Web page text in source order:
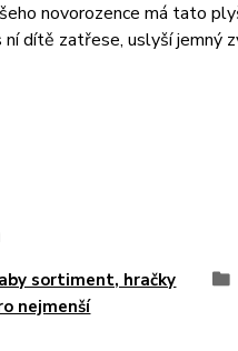
novorozence má tato
dítě zatřese, uslyší jemný
sortiment, hračky
nejmenší